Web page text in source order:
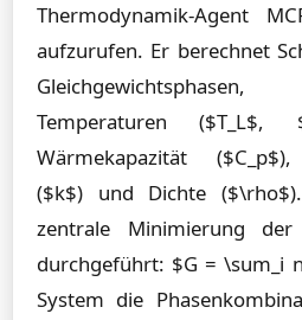
Thermodynamik-Agent
aufzurufen. Er berechnet
Gleichgewichtsphasen,
Temperaturen ($T_L$,
Wärmekapazität
($k$) und Dichte
zentrale Minimierung der
durchgeführt: $G = \sum_i
System die